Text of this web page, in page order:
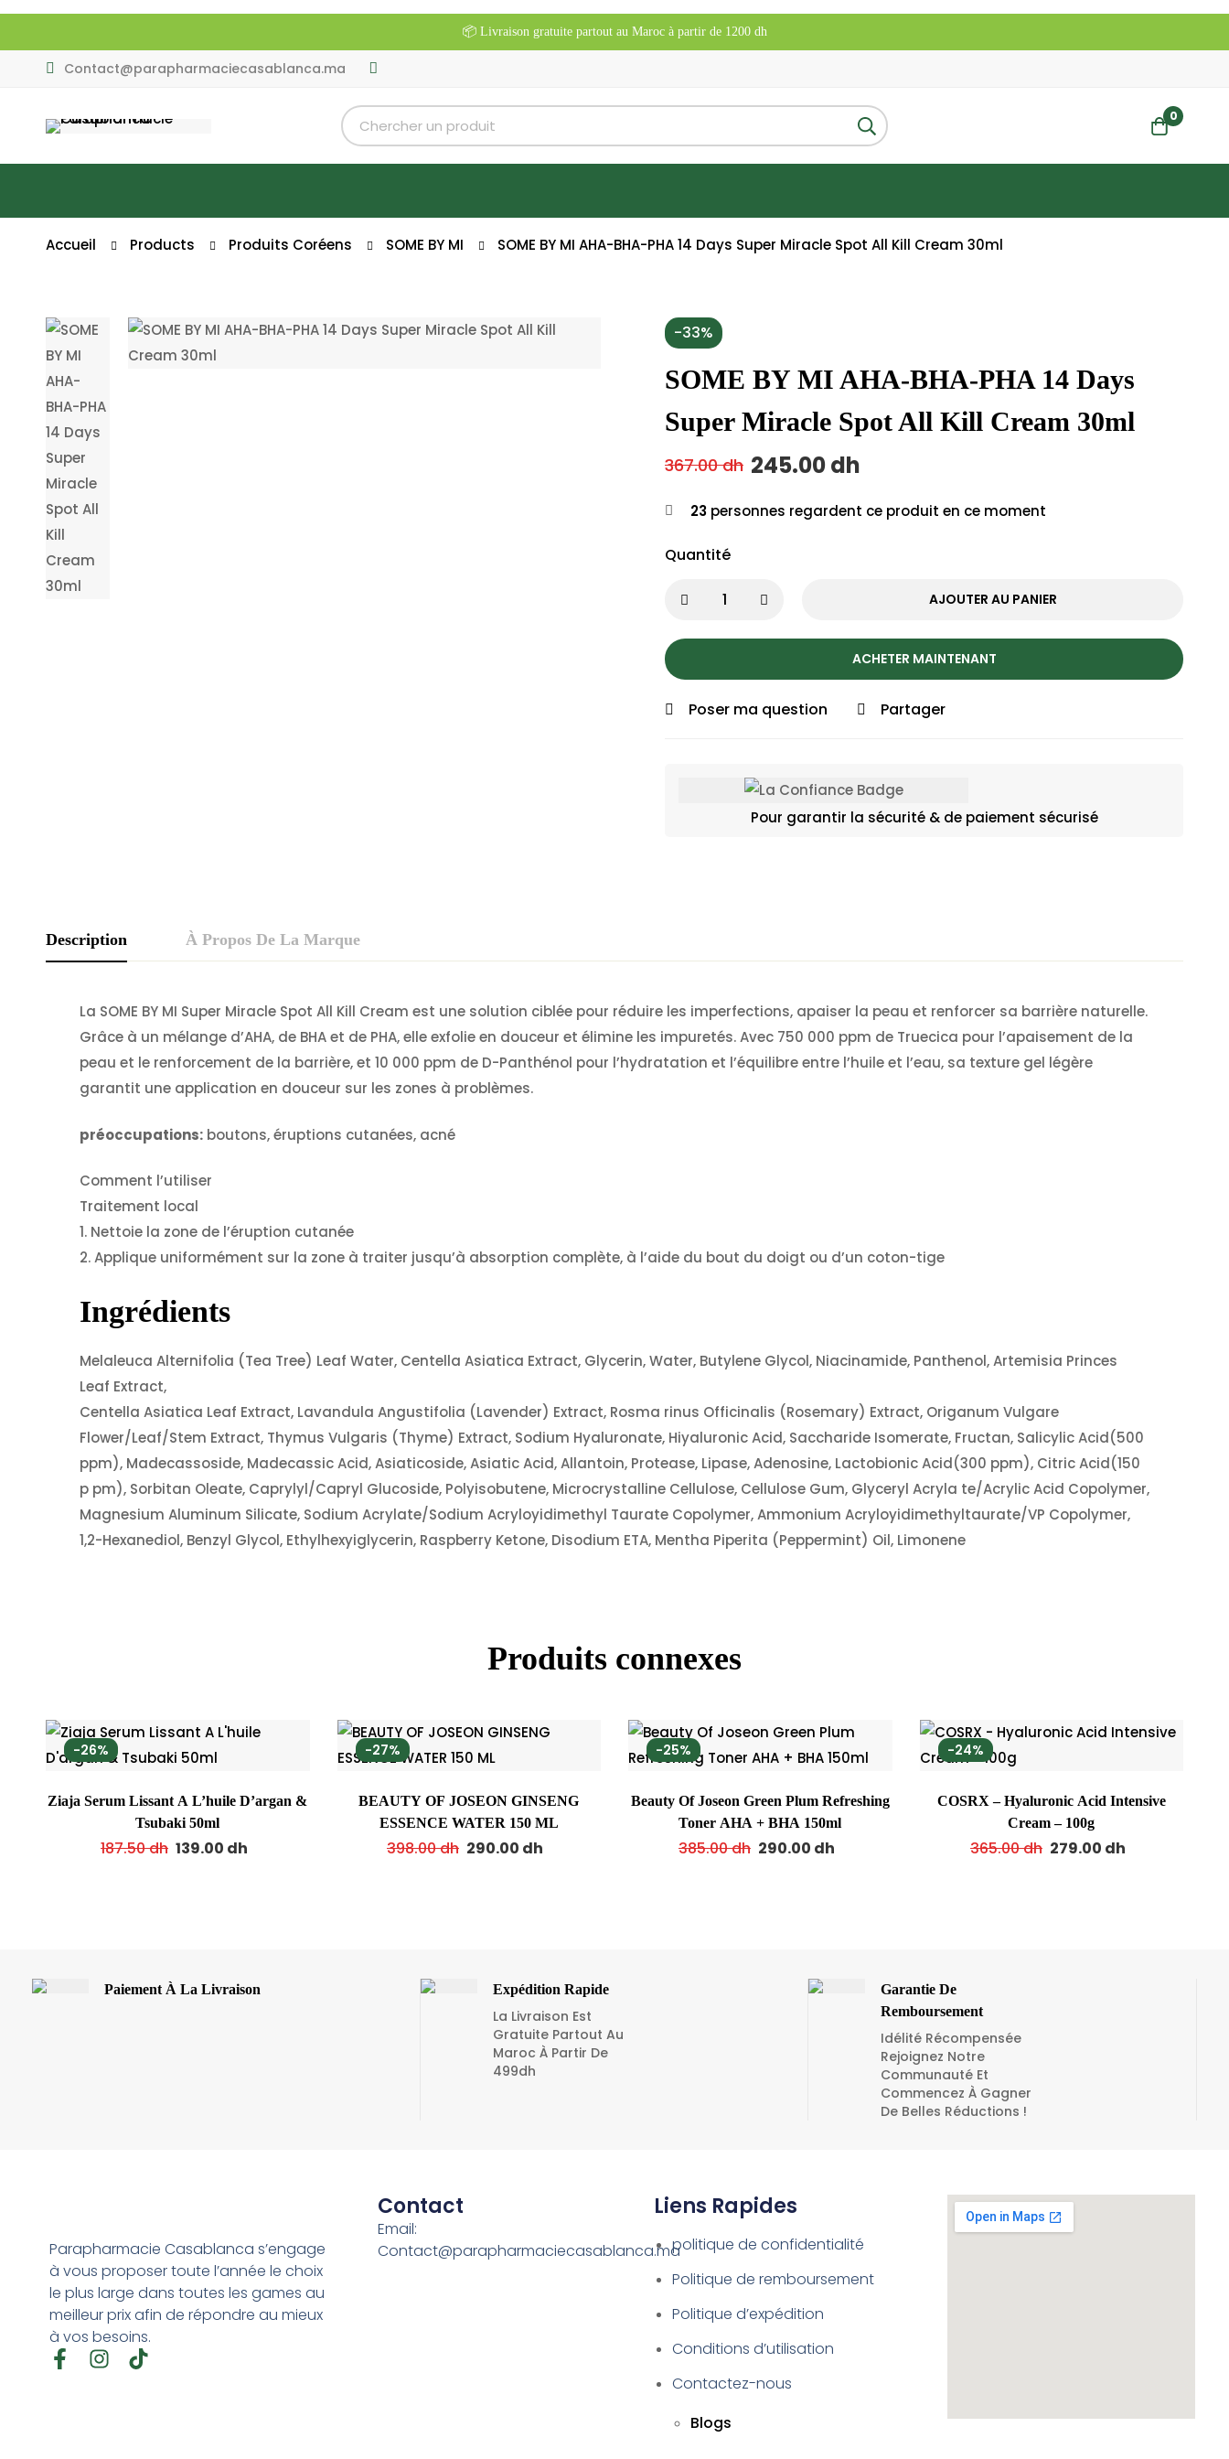
📦 Livraison gratuite partout au Maroc à partir de 1200 dh
Contact@parapharmaciecasablanca.ma
0
Accueil Products Produits Coréens SOME BY MI SOME BY MI AHA-BHA-PHA 14 Days Super Miracle Spot All Kill Cream 30ml
-33%
SOME BY MI AHA-BHA-PHA 14 Days
Super Miracle Spot All Kill Cream 30ml
367.00dh 245.00dh
23 personnes regardent ce produit en ce moment
Quantité
AJOUTER AU PANIER
ACHETER MAINTENANT
Poser ma question Partager
Pour garantir la sécurité & de paiement sécurisé
Description À Propos De La Marque
La SOME BY MI Super Miracle Spot All Kill Cream est une solution ciblée pour réduire les imperfections, apaiser la peau et renforcer sa barrière naturelle.
Grâce à un mélange d’AHA, de BHA et de PHA, elle exfolie en douceur et élimine les impuretés. Avec 750 000 ppm de Truecica pour l’apaisement de la
peau et le renforcement de la barrière, et 10 000 ppm de D-Panthénol pour l’hydratation et l’équilibre entre l’huile et l’eau, sa texture gel légère
garantit une application en douceur sur les zones à problèmes.
préoccupations: boutons, éruptions cutanées, acné
Comment l’utiliser
Traitement local
1. Nettoie la zone de l’éruption cutanée
2. Applique uniformément sur la zone à traiter jusqu’à absorption complète, à l’aide du bout du doigt ou d’un coton-tige
Ingrédients
Melaleuca Alternifolia (Tea Tree) Leaf Water, Centella Asiatica Extract, Glycerin, Water, Butylene Glycol, Niacinamide, Panthenol, Artemisia Princes
Leaf Extract,
Centella Asiatica Leaf Extract, Lavandula Angustifolia (Lavender) Extract, Rosma rinus Officinalis (Rosemary) Extract, Origanum Vulgare
Flower/Leaf/Stem Extract, Thymus Vulgaris (Thyme) Extract, Sodium Hyaluronate, Hiyaluronic Acid, Saccharide Isomerate, Fructan, Salicylic Acid(500
ppm), Madecassoside, Madecassic Acid, Asiaticoside, Asiatic Acid, Allantoin, Protease, Lipase, Adenosine, Lactobionic Acid(300 ppm), Citric Acid(150
p pm), Sorbitan Oleate, Caprylyl/Capryl Glucoside, Polyisobutene, Microcrystalline Cellulose, Cellulose Gum, Glyceryl Acryla te/Acrylic Acid Copolymer,
Magnesium Aluminum Silicate, Sodium Acrylate/Sodium Acryloyidimethyl Taurate Copolymer, Ammonium Acryloyidimethyltaurate/VP Copolymer,
1,2-Hexanediol, Benzyl Glycol, Ethylhexyiglycerin, Raspberry Ketone, Disodium ETA, Mentha Piperita (Peppermint) Oil, Limonene
Produits connexes
-26%
Ziaja Serum Lissant A L’huile D’argan &
Tsubaki 50ml
187.50dh 139.00 dh
-27%
BEAUTY OF JOSEON GINSENG
ESSENCE WATER 150 ML
398.00dh 290.00 dh
-25%
Beauty Of Joseon Green Plum Refreshing
Toner AHA + BHA 150ml
385.00dh 290.00 dh
-24%
COSRX – Hyaluronic Acid Intensive
Cream – 100g
365.00dh 279.00 dh
Paiement À La Livraison Expédition Rapide
La Livraison Est
Gratuite Partout Au
Maroc À Partir De
499dh
Garantie De
Remboursement
Idélité Récompensée
Rejoignez Notre
Communauté Et
Commencez À Gagner
De Belles Réductions !
Parapharmacie Casablanca s’engage
à vous proposer toute l’année le choix
le plus large dans toutes les games au
meilleur prix afin de répondre au mieux
à vos besoins.
Contact
Email:
Contact@parapharmaciecasablanca.ma
Liens Rapides
politique de confidentialité
Politique de remboursement
Politique d’expédition
Conditions d’utilisation
Contactez-nous
Blogs